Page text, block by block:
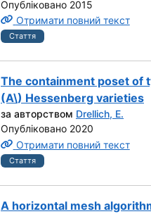
Опубліковано 2015
Отримати повний текст
Стаття
The containment poset of
(A\) Hessenberg varieties
за авторством Drellich, E.
Опубліковано 2020
Отримати повний текст
Стаття
A horizontal mesh